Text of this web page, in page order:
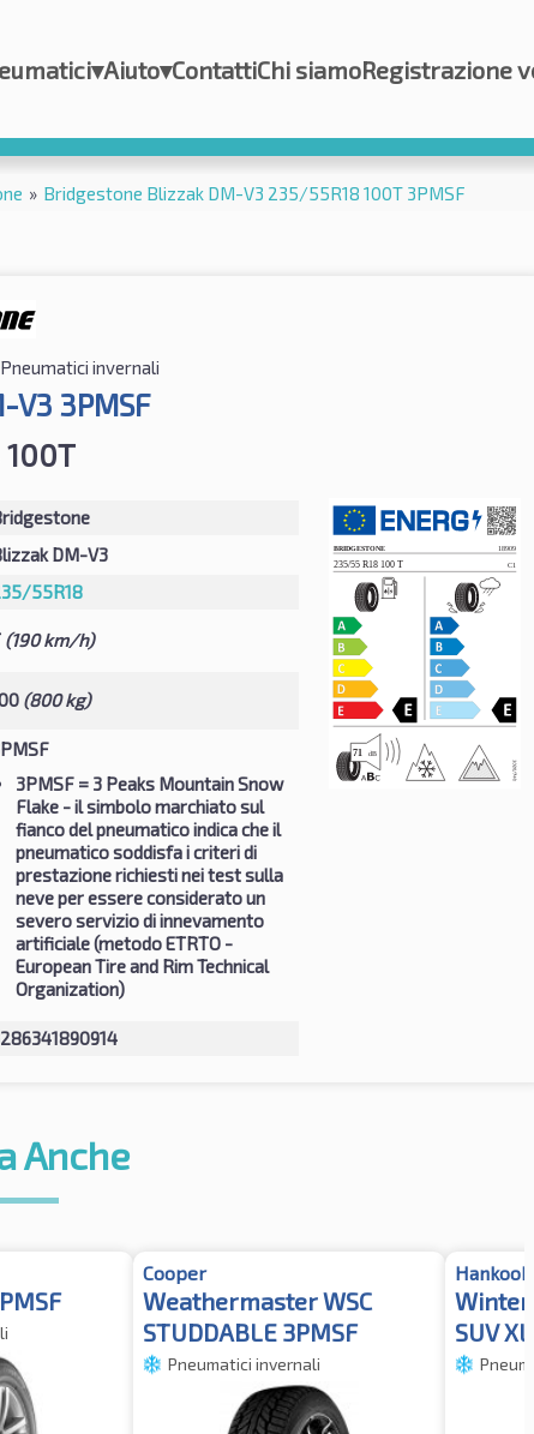
▾Aiuto▾ContattiChi siamoRegistrazione
» Bridgestone Blizzak DM-V3 235/55R18 100T 3PMSF
Pneumatici invernali
V3 3PMSF
100T
DM-V3
55R18
(190 km/h)
(800 kg)
3PMSF= 3 Peaks Mountain Snow
Flake - il simbolo marchiato sul
fianco del pneumatico indica che il
pneumatico soddisfa i criteri di
prestazione richiesti nei test sulla
neve per essere considerato un
severo servizio di innevamento
artificiale (metodo ETRTO -
European Tire and Rim Technical
Organization)
Anche
Cooper
Weathermaster WSC
STUDDABLE 3PMSF
Pneumatici invernali
Hankook
Winter
SUV